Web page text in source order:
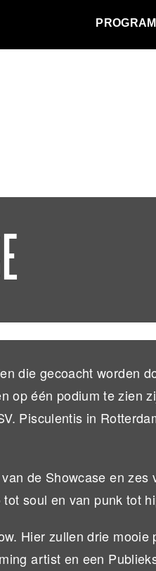
die gecoacht worden
op één podium te zien
Pisculentis in
de Showcase en zes
soul en van punk tot
Hier zullen drie
artist en een